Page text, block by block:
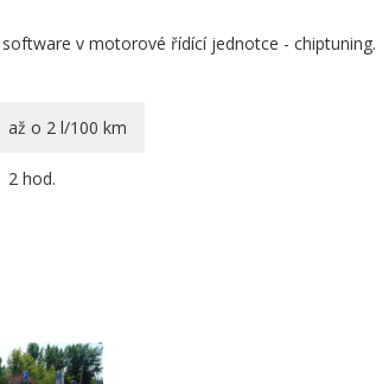
v motorové řídící jednotce - chiptuning.
až o 2 l/100 km
2 hod.